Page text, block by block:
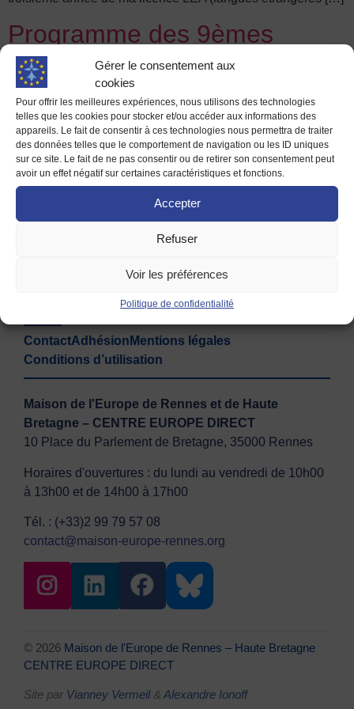
Gérer le consentement aux
cookies
Pour offrir les meilleures expériences, nous utilisons des technologies
telles que les cookies pour stocker et/ou accéder aux informations des
appareils. Le fait de consentir à ces technologies nous permettra de traiter
des données telles que le comportement de navigation ou les ID uniques
sur ce site. Le fait de ne pas consentir ou de retirer son consentement peut
avoir un effet négatif sur certaines caractéristiques et fonctions.
Accepter
Refuser
Voir les préférences
Politique de confidentialité
Programme des 9èmes
Rencontres – Inscriptions en
ligne ouvertes !
La 9ème édition des Rencontres de la Maison de l’Europe a
lieu le 29 avril prochain sur le thème de « La mer, un atout
pour l’avenir de l’Europe et de la Bretagne ». Les
inscriptions sont ouvertes pour cette journée dédiée à la
croissance bleue qui se tiendra à l’espace Ouest-France. LE
PROGRAMME 9h30 : accueil […]
ContactAdhésion Mentions légales
Conditions d’utilisation
Maison de l'Europe de Rennes et de Haute
Bretagne – CENTRE EUROPE DIRECT
10 Place du Parlement de Bretagne, 35000 Rennes
Horaires d'ouvertures : du lundi au vendredi de 10h00
à 13h00 et de 14h00 à 17h00
Tél. : (+33)2 99 79 57 08
contact@maison-europe-rennes.org
© 2026 Maison de l'Europe de Rennes – Haute Bretagne
CENTRE EUROPE DIRECT
Site par Vianney Vermeil& Alexandre Ionoff